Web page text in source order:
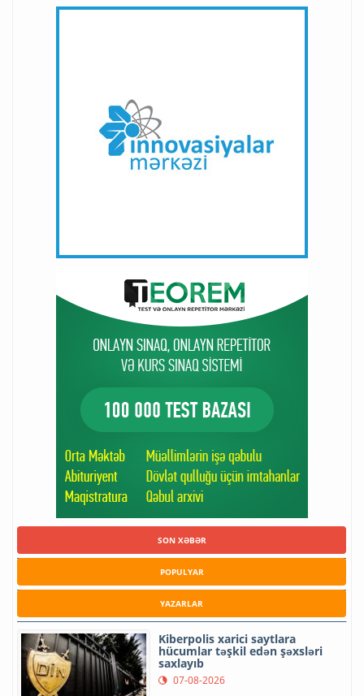
SON XƏBƏR
POPULYAR
YAZARLAR
Kiberpolis xarici saytlara
hücumlar təşkil edən şəxsləri
saxlayıb
07-08-2026